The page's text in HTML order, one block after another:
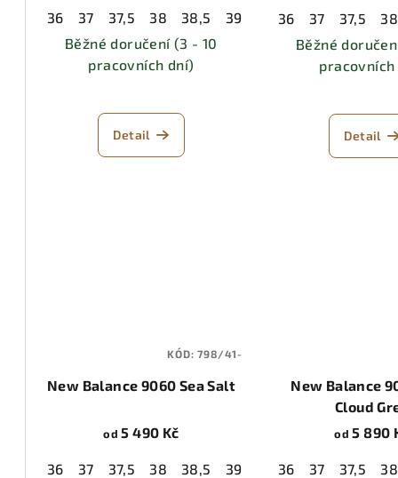
k
d
36 37 37,5 38 38,5 39,5 40 40,5 41,5
Běžné doručení (3 - 10
pracovních dní)
Detail
36 37 37,5
38
Běžné
Detail
New Balance 9060 Sea Salt
od 5 490 Kč
36 37 37,5 38 38,5 39,5 40 40,5 41,5
KÓD:798/41-
New Balance
Cloud
od 5 890
36 37 37,5
38